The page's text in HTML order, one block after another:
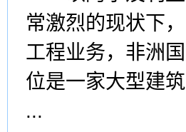
常激烈的现状下
工程业务，非洲
位是一家大型建
...